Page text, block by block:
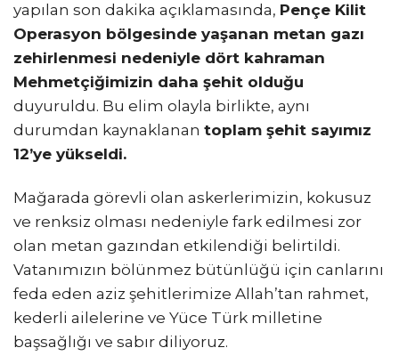
yapılan son dakika açıklamasında, Pençe Kilit
Operasyon bölgesinde yaşanan metan gazı
zehirlenmesi nedeniyle dört kahraman
Mehmetçiğimizin daha şehit olduğu
duyuruldu. Bu elim olayla birlikte, aynı
durumdan kaynaklanan toplam şehit sayımız
12’ye yükseldi.
Mağarada görevli olan askerlerimizin, kokusuz
ve renksiz olması nedeniyle fark edilmesi zor
olan metan gazından etkilendiği belirtildi.
Vatanımızın bölünmez bütünlüğü için canlarını
feda eden aziz şehitlerimize Allah’tan rahmet,
kederli ailelerine ve Yüce Türk milletine
başsağlığı ve sabır diliyoruz.